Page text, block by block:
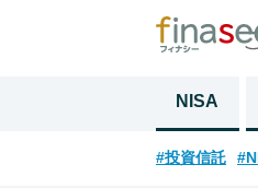
NISA
#投資信託